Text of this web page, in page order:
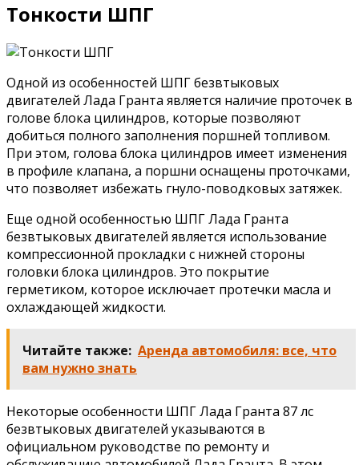
Тонкости ШПГ
Одной из особенностей ШПГ безвтыковых
двигателей Лада Гранта является наличие проточек в
голове блока цилиндров, которые позволяют
добиться полного заполнения поршней топливом.
При этом, голова блока цилиндров имеет изменения
в профиле клапана, а поршни оснащены проточками,
что позволяет избежать гнуло-поводковых затяжек.
Еще одной особенностью ШПГ Лада Гранта
безвтыковых двигателей является использование
компрессионной прокладки с нижней стороны
головки блока цилиндров. Это покрытие
герметиком, которое исключает протечки масла и
охлаждающей жидкости.
Читайте также: Аренда автомобиля: все, что
вам нужно знать
Некоторые особенности ШПГ Лада Гранта 87 лс
безвтыковых двигателей указываются в
официальном руководстве по ремонту и